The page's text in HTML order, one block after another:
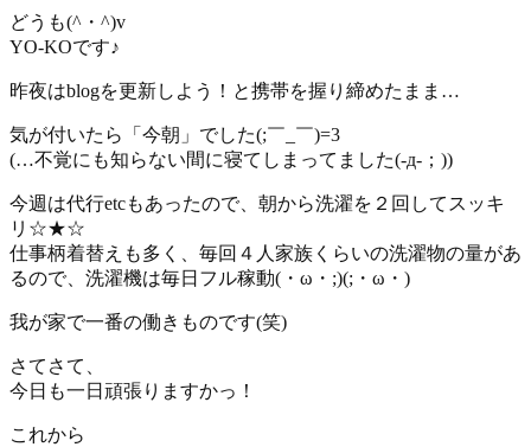
どうも(^・^)v
YO-KOです♪
昨夜はblogを更新しよう！と携帯を握り締めたまま…
気が付いたら「今朝」でした(;￣_￣)=3
(…不覚にも知らない間に寝てしまってました(-д-；))
今週は代行etcもあったので、朝から洗濯を２回してスッキ
リ☆★☆
仕事柄着替えも多く、毎回４人家族くらいの洗濯物の量があ
るので、洗濯機は毎日フル稼動(・ω・;)(;・ω・)
我が家で一番の働きものです(笑)
さてさて、
今日も一日頑張りますかっ！
これから